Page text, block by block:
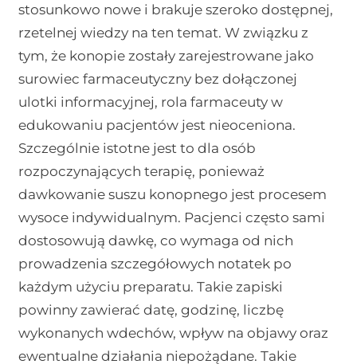
stosunkowo nowe i brakuje szeroko dostępnej,
rzetelnej wiedzy na ten temat. W związku z
tym, że konopie zostały zarejestrowane jako
surowiec farmaceutyczny bez dołączonej
ulotki informacyjnej, rola farmaceuty w
edukowaniu pacjentów jest nieoceniona.
Szczególnie istotne jest to dla osób
rozpoczynających terapię, ponieważ
dawkowanie suszu konopnego jest procesem
wysoce indywidualnym. Pacjenci często sami
dostosowują dawkę, co wymaga od nich
prowadzenia szczegółowych notatek po
każdym użyciu preparatu. Takie zapiski
powinny zawierać datę, godzinę, liczbę
wykonanych wdechów, wpływ na objawy oraz
ewentualne działania niepożądane. Takie